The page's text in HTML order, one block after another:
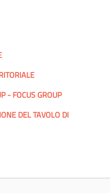
- FOCUS GROUP
DEL TAVOLO DI